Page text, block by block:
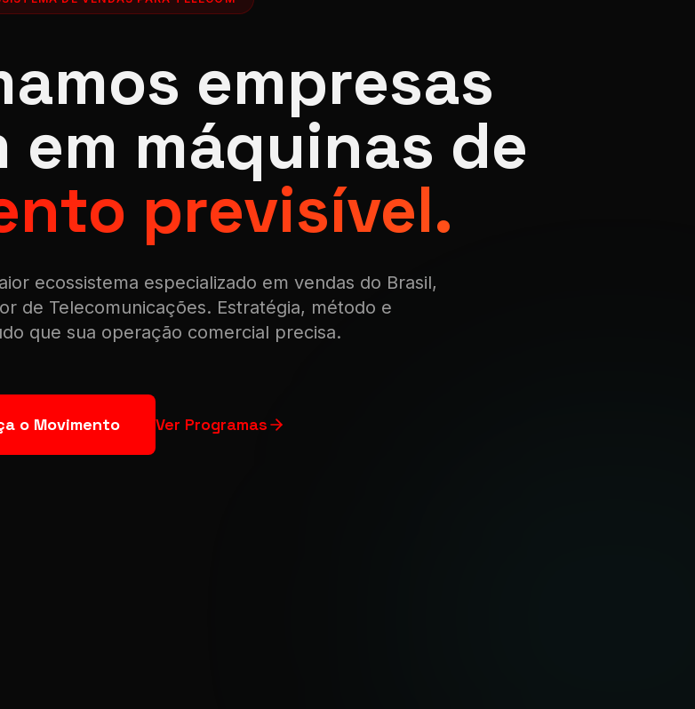
empresas
em máquinas de
previsível.
ecossistema especializado em vendas do Brasil,
de Telecomunicações. Estratégia, método e
que sua operação comercial precisa.
o Movimento Ver Programas